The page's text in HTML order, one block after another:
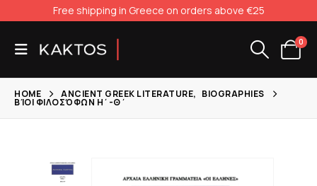
Free shipping in Greece on orders above €25
0
HOME ANCIENT GREEK LITERATURE, BIOGRAPHIES
ΒΊΟΙ ΦΙΛΟΣΌΦΩΝ Η΄-Θ΄